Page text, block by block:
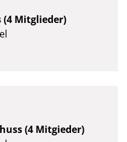
(4 Mitglieder)
(4 Mitgieder)